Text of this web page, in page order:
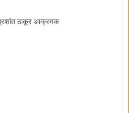
प्रशांत ठाकूर आक्रमक